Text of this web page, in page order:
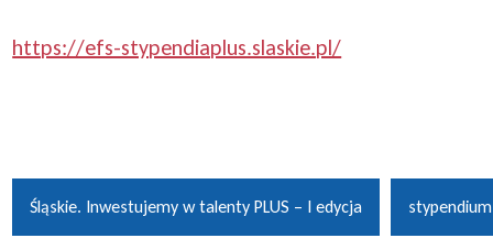
https://efs-stypendiaplus.slaskie.pl/
Śląskie. Inwestujemy w talenty PLUS – I edycja stypendium